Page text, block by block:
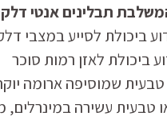
תבלינים אנטי
ביכולת לסייע במצבי
ביכולת לאזן רמות סוכר
טבעית שמוסיפה ארומה
טבעית עשירה במינרלים,